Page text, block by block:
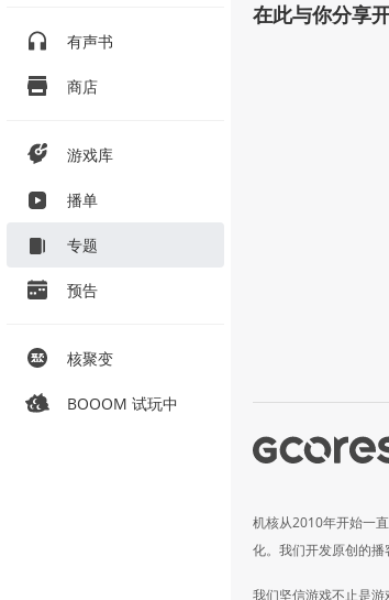
有声书
商店
游戏库
播单
专题
预告
核聚变
BOOOM 试玩中
在此与你分享
机核从2010年开始一
化。我们开发原创的播
我们坚信游戏不止是